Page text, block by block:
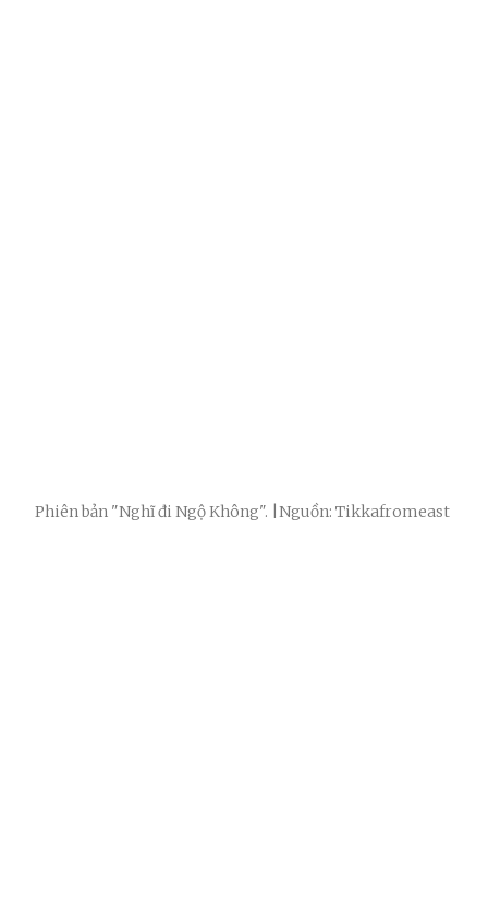
Phiên bản "Nghĩ đi Ngộ Không". |Nguồn: Tikkafromeast